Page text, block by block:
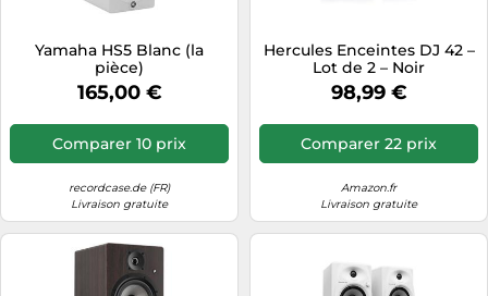
Yamaha HS5 Blanc (la
pièce)
165,00 €
Comparer 10 prix
recordcase.de (FR)
Livraison gratuite
Hercules Enceintes DJ 42 –
Lot de 2 – Noir
98,99 €
Comparer 22 prix
Amazon.fr
Livraison gratuite